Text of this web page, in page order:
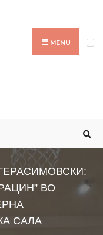
MENU
ВО
САЛА